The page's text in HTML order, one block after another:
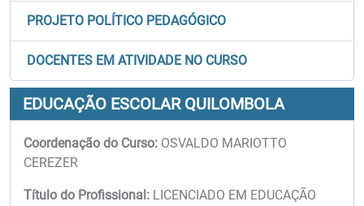
PROJETO POLÍTICO PEDAGÓGICO
DOCENTES EM ATIVIDADE NO CURSO
EDUCAÇÃO ESCOLAR QUILOMBOLA
Coordenação do Curso: OSVALDO MARIOTTO
CEREZER
Título do Profissional: LICENCIADO EM EDUCAÇÃO